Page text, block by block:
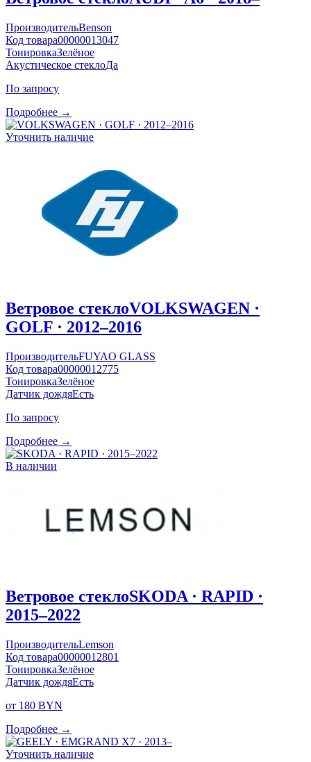
ПроизводительBenson
Код товара00000013047
ТонировкаЗелёное
Акустическое стеклоДа
По запросу
Подробнее →
Уточнить наличие
Ветровое стеклоVOLKSWAGEN ·
GOLF · 2012–2016
ПроизводительFUYAO GLASS
Код товара00000012775
ТонировкаЗелёное
Датчик дождяЕсть
По запросу
Подробнее →
В наличии
Ветровое стеклоSKODA · RAPID ·
2015–2022
ПроизводительLemson
Код товара00000012801
ТонировкаЗелёное
Датчик дождяЕсть
от 180 BYN
Подробнее →
Уточнить наличие